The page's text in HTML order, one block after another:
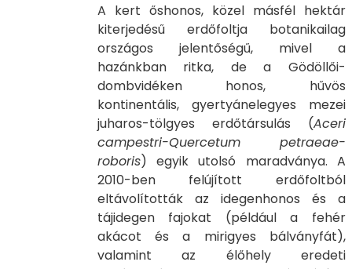
A kert őshonos, közel másfél hektár
kiterjedésű erdőfoltja botanikailag
országos jelentőségű, mivel a
hazánkban ritka, de a Gödöllői-
dombvidéken honos, hűvös
kontinentális, gyertyánelegyes mezei
juharos-tölgyes erdőtársulás (Aceri
campestri-Quercetum petraeae-
roboris) egyik utolsó maradványa. A
2010-ben felújított erdőfoltból
eltávolították az idegenhonos és a
tájidegen fajokat (például a fehér
akácot és a mirigyes bálványfát),
valamint az élőhely eredeti